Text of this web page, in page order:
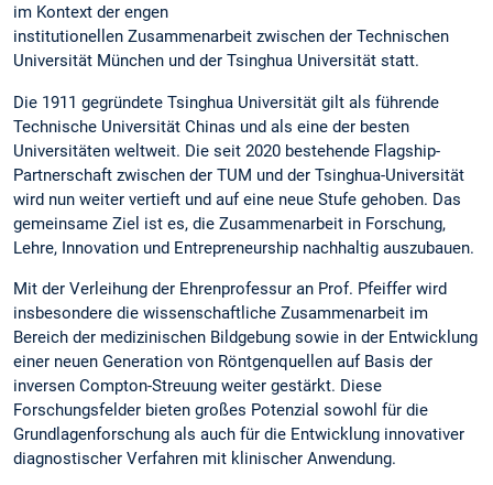
im Kontext der engen
institutionellen Zusammenarbeit zwischen der Technischen
Universität München und der Tsinghua Universität statt.
Die 1911 gegründete Tsinghua Universität gilt als führende
Technische Universität Chinas und als eine der besten
Universitäten weltweit. Die seit 2020 bestehende Flagship-
Partnerschaft zwischen der TUM und der Tsinghua-Universität
wird nun weiter vertieft und auf eine neue Stufe gehoben. Das
gemeinsame Ziel ist es, die Zusammenarbeit in Forschung,
Lehre, Innovation und Entrepreneurship nachhaltig auszubauen.
Mit der Verleihung der Ehrenprofessur an Prof. Pfeiffer wird
insbesondere die wissenschaftliche Zusammenarbeit im
Bereich der medizinischen Bildgebung sowie in der Entwicklung
einer neuen Generation von Röntgenquellen auf Basis der
inversen Compton-Streuung weiter gestärkt. Diese
Forschungsfelder bieten großes Potenzial sowohl für die
Grundlagenforschung als auch für die Entwicklung innovativer
diagnostischer Verfahren mit klinischer Anwendung.